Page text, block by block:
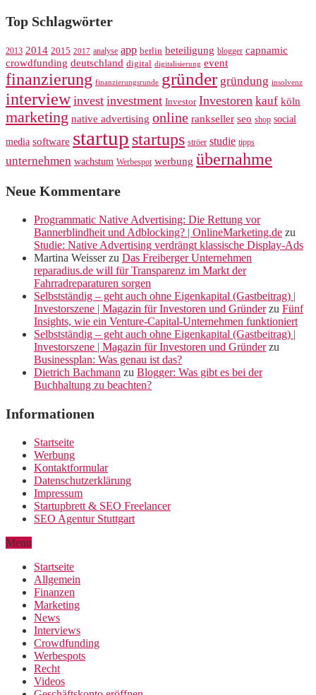
Top Schlagwörter
2013 2014 2015 2017 analyse app berlin beteiligung blogger capnamic
crowdfunding deutschland digital digitalisierung event
finanzierung finanzierungsrunde gründer gründung insolvenz
interview invest investment Investor Investoren kauf köln
marketing native advertising online rankseller seo shop social
media software startup startups ströer studie tipps
unternehmen wachstum Werbespot werbung übernahme
Neue Kommentare
Programmatic Native Advertising: Die Rettung vor
Bannerblindheit und Adblocking? | OnlineMarketing.de zu
Studie: Native Advertising verdrängt klassische Display-Ads
Martina Weisserzu Das Freiberger Unternehmen
reparadius.de will für Transparenz im Markt der
Fahrradreparaturen sorgen
Selbstständig – geht auch ohne Eigenkapital (Gastbeitrag) |
Investorszene | Magazin für Investoren und Gründerzu Fünf
Insights, wie ein Venture-Capital-Unternehmen funktioniert
Selbstständig – geht auch ohne Eigenkapital (Gastbeitrag) |
Investorszene | Magazin für Investoren und Gründerzu
Businessplan: Was genau ist das?
Dietrich Bachmann zu Blogger: Was gibt es bei der
Buchhaltung zu beachten?
Informationen
Startseite
Werbung
Kontaktformular
Datenschutzerklärung
Impressum
Startupbrett & SEO Freelancer
SEO Agentur Stuttgart
Menu
Startseite
Allgemein
Finanzen
Marketing
News
Interviews
Crowdfunding
Werbespots
Recht
Videos